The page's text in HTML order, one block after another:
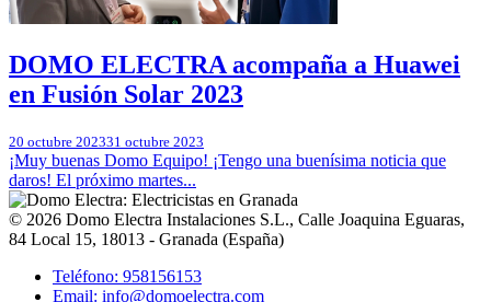
DOMO ELECTRA acompaña a Huawei
en Fusión Solar 2023
20 octubre 202331 octubre 2023
¡Muy buenas Domo Equipo! ¡Tengo una buenísima noticia que
daros! El próximo martes...
© 2026 Domo Electra Instalaciones S.L., Calle Joaquina Eguaras,
84 Local 15, 18013 - Granada (España)
Teléfono: 958156153
Email: info@domoelectra.com